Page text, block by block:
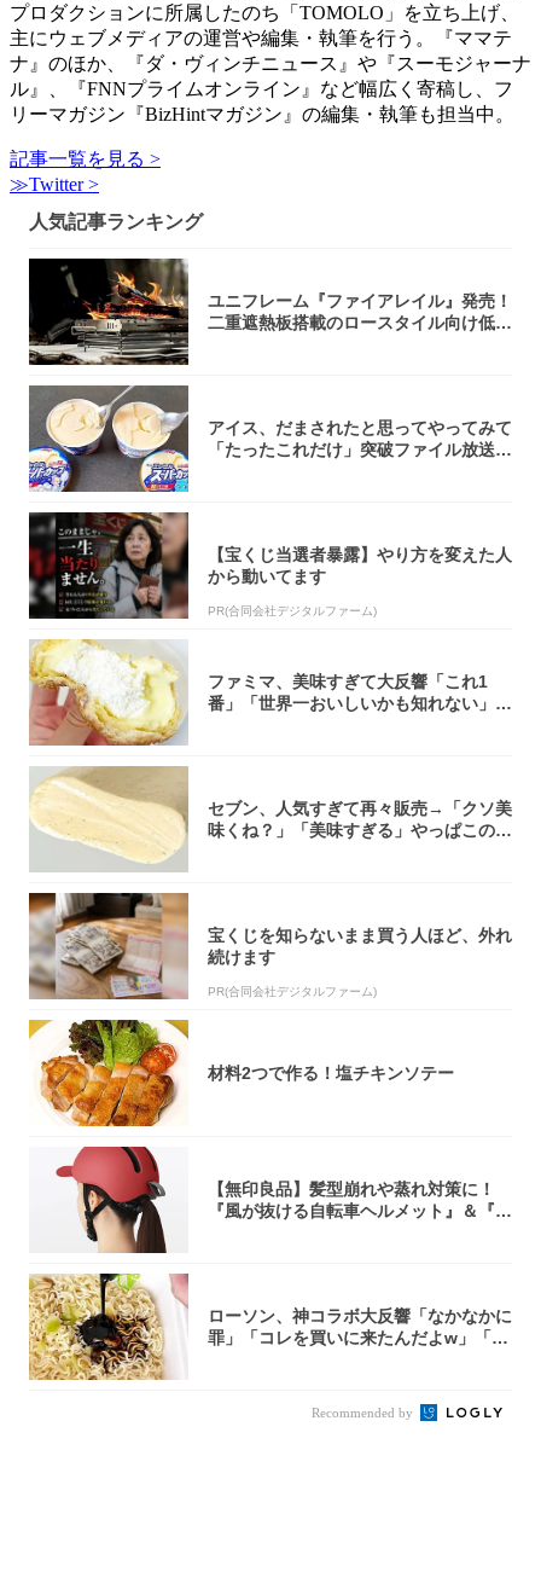
プロダクションに所属したのち「TOMOLO」を立ち上げ、
主にウェブメディアの運営や編集・執筆を行う。『ママテ
ナ』のほか、『ダ・ヴィンチニュース』や『スーモジャーナ
ル』、『FNNプライムオンライン』など幅広く寄稿し、フ
リーマガジン『BizHintマガジン』の編集・執筆も担当中。
記事一覧を見る >
≫Twitter >
人気記事ランキング
ユニフレーム『ファイアレイル』発売！
二重遮熱板搭載のロースタイル向け低型
アイス、だまされたと思ってやってみて
「たったこれだけ」突破ファイル放送で
【宝くじ当選者暴露】やり方を変えた人
から動いてます
PR(合同会社デジタルファーム)
ファミマ、美味すぎて大反響「これ1
番」「世界一おいしいかも知れない」
セブン、人気すぎて再々販売→「クソ美
味くね？」「美味すぎる」やっぱこのク
宝くじを知らないまま買う人ほど、外れ
続けます
PR(合同会社デジタルファーム)
材料2つで作る！塩チキンソテー
【無印良品】髪型崩れや蒸れ対策に！
『風が抜ける自転車ヘルメット』＆『2
ローソン、神コラボ大反響「なかなかに
罪」「コレを買いに来たんだよw」「３
Recommended by